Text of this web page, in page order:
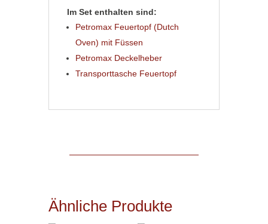
Im Set enthalten sind:
Petromax Feuertopf (Dutch
Oven) mit Füssen
Petromax Deckelheber
Transporttasche Feuertopf
Ähnliche Produkte